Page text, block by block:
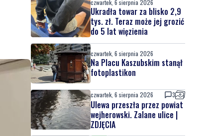
czwartek, 6 sierpnia 2026
Ukradła towar za blisko 2,9
tys. zł. Teraz może jej grozić
do 5 lat więzienia
czwartek, 6 sierpnia 2026
Na Placu Kaszubskim stanął
fotoplastikon
czwartek, 6 sierpnia 2026 3
Ulewa przeszła przez powiat
wejherowski. Zalane ulice |
ZDJĘCIA